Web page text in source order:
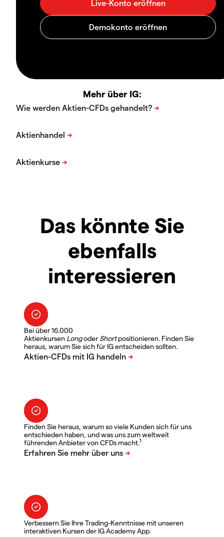
Mehr über IG:
Das könnte Sie
ebenfalls
interessieren
Bei über 16.000
Aktienkursen LongoderShortpositionieren. Finden Sie
heraus, warum Sie sich für IG entscheiden sollten.
Finden Sie heraus, warum so viele Kunden sich für uns
entschieden haben, und was uns zum weltweit
führenden Anbieter von CFDs macht.1
Verbessern Sie Ihre Trading-Kenntnisse mit unseren
interaktiven Kursen der IG Academy App.